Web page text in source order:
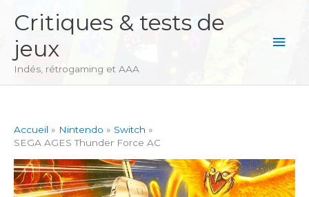
contenu
Critiques & tests de
jeux
Indés, rétrogaming et AAA
Accueil Nintendo
Switch
SEGA AGES Thunder Force AC